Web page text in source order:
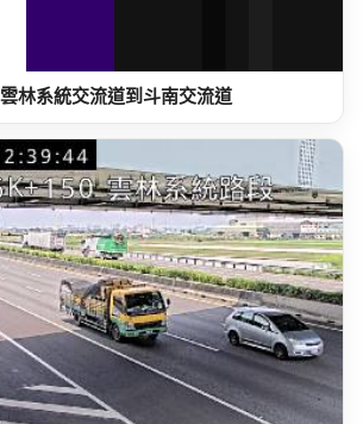
林系統交流道到斗南交流道